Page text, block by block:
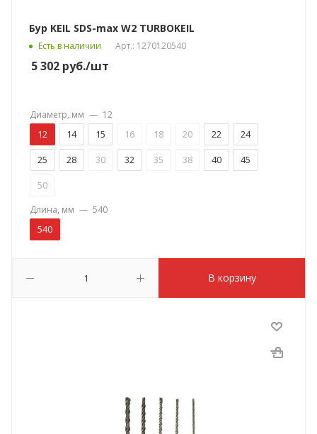
Бур KEIL SDS-max W2 TURBOKEIL
Есть в наличии Арт.: 1270120540
5 302 руб./шт
В корзину
Диаметр, мм — 12
12 14 15 16 18 20 22
24
25
28 30 32 35 38 40
45
50
Длина, мм — 540
540